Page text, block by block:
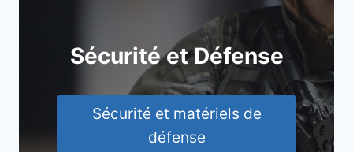
Sécurité et Défense
Sécurité et matériels de
défense